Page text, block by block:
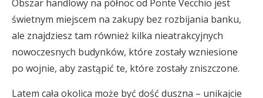
Obszar handlowy na północ od Ponte Vecchio jest
świetnym miejscem na zakupy bez rozbijania banku,
ale znajdziesz tam również kilka nieatrakcyjnych
nowoczesnych budynków, które zostały wzniesione
po wojnie, aby zastąpić te, które zostały zniszczone.
Latem cała okolica może być dość duszna – unikajcie